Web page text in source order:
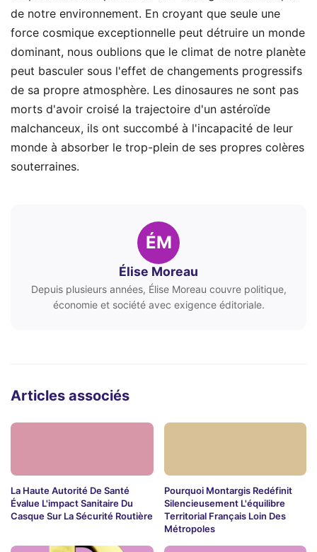
de notre environnement. En croyant que seule une
force cosmique exceptionnelle peut détruire un monde
dominant, nous oublions que le climat de notre planète
peut basculer sous l'effet de changements progressifs
de sa propre atmosphère. Les dinosaures ne sont pas
morts d'avoir croisé la trajectoire d'un astéroïde
malchanceux, ils ont succombé à l'incapacité de leur
monde à absorber le trop-plein de ses propres colères
souterraines.
ÉM
Élise Moreau
Depuis plusieurs années, Élise Moreau couvre politique,
économie et société avec exigence éditoriale.
Articles associés
La Haute Autorité De Santé
Évalue L'impact Sanitaire Du
Casque Sur La Sécurité Routière
Pourquoi Montargis Redéfinit
Silencieusement L'équilibre
Territorial Français Loin Des
Métropoles